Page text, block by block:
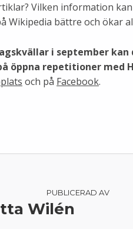
Vilken information
Wikipedia bättre och ökar
i september kan
öppna repetitioner med
och på Facebook.
PUBLICERAD AV
Wilén